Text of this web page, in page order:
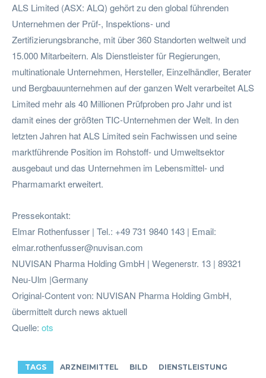
ALS Limited (ASX: ALQ) gehört zu den global führenden
Unternehmen der Prüf-, Inspektions- und
Zertifizierungsbranche, mit über 360 Standorten weltweit und
15.000 Mitarbeitern. Als Dienstleister für Regierungen,
multinationale Unternehmen, Hersteller, Einzelhändler, Berater
und Bergbauunternehmen auf der ganzen Welt verarbeitet ALS
Limited mehr als 40 Millionen Prüfproben pro Jahr und ist
damit eines der größten TIC-Unternehmen der Welt. In den
letzten Jahren hat ALS Limited sein Fachwissen und seine
marktführende Position im Rohstoff- und Umweltsektor
ausgebaut und das Unternehmen im Lebensmittel- und
Pharmamarkt erweitert.
Pressekontakt:
Elmar Rothenfusser | Tel.: +49 731 9840 143 | Email:
elmar.rothenfusser@nuvisan.com
NUVISAN Pharma Holding GmbH | Wegenerstr. 13 | 89321
Neu-Ulm |Germany
Original-Content von: NUVISAN Pharma Holding GmbH,
übermittelt durch news aktuell
Quelle: ots
TAGS ARZNEIMITTEL BILD
DIENSTLEISTUNG